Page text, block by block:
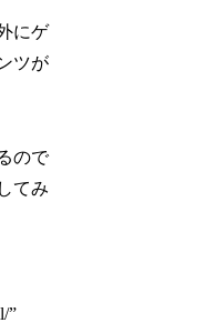
にゲ
ツが
ので
てみ
”